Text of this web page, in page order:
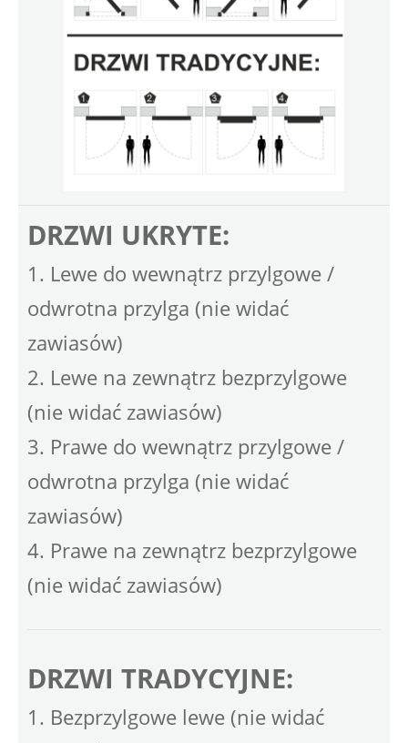
DRZWI UKRYTE:
1. Lewe do wewnątrz przylgowe /
odwrotna przylga (nie widać
zawiasów)
2. Lewe na zewnątrz bezprzylgowe
(nie widać zawiasów)
3. Prawe do wewnątrz przylgowe /
odwrotna przylga (nie widać
zawiasów)
4. Prawe na zewnątrz bezprzylgowe
(nie widać zawiasów)
DRZWI TRADYCYJNE:
1. Bezprzylgowe lewe (nie widać